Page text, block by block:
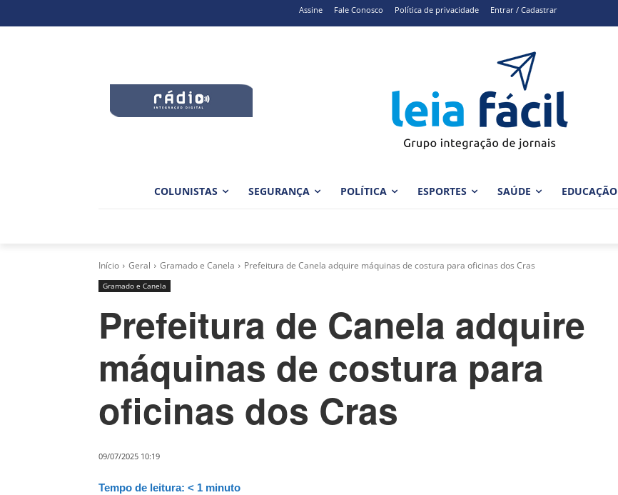
Assine Fale Conosco Política de privacidade Entrar / Cadastrar
COLUNISTAS SEGURANÇA POLÍTICA ESPORTES SAÚDE EDUCAÇÃO
Início Geral Gramado e Canela Prefeitura de Canela adquire máquinas de costura para oficinas dos Cras
Gramado e Canela
Prefeitura de Canela adquire
máquinas de costura para
oficinas dos Cras
09/07/2025 10:19
Tempo de leitura: < 1 minuto